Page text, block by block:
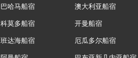
巴哈马船宿
科莫多船宿
班达海船宿
澳大利亚船宿
开曼船宿
厄瓜多尔船宿